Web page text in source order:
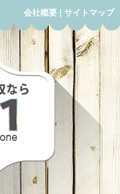
会社概要 | サイトマップ